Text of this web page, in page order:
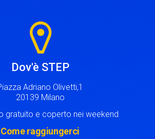
Dov'è STEP
Adriano Olivetti,1
20139 Milano
gratuito e coperto nei weekend
Come raggiungerci